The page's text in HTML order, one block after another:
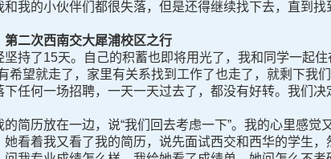
我的小伙伴们都很失落，但是还得继续找下去，直到找
二次西南交大犀浦校区之行
了15天。自己的积蓄也即将用光了，我和同学一起住
望就走了，家里有关系找到工作了也走了，就剩下我们
何一场招聘，一天一天过去了，都没有好转。我们决
历放在一边，说“我们回去考虑一下”。我的心里感觉
看着我又看了我的简历，说先面试西交和西华的学生，